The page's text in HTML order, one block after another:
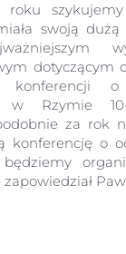
roku
swoją dużą
dotyczącym
konferencji o
w Rzymie
za rok
konferencję o
będziemy
zapowiedział